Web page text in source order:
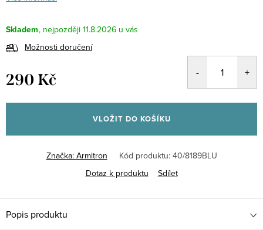
Skladem
11.8.2026
Možnosti doručení
290 Kč
cena:
VLOŽIT DO KOŠÍKU
Značka: Armitron Kód produktu: 40/8189BLU
Dotaz k produktu
Sdílet
Popis produktu